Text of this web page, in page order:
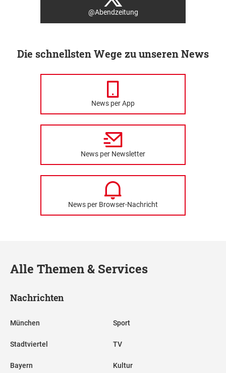
@Abendzeitung
Die schnellsten Wege zu unseren News
News per App
News per Newsletter
News per Browser-Nachricht
Alle Themen & Services
Nachrichten
München
Stadtviertel
Bayern
Sport
TV
Kultur